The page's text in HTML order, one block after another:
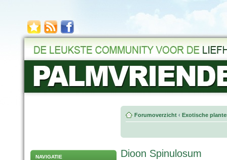
NAVIGATIE
Forumoverzicht ‹ Exotische
Dioon Spinulosum